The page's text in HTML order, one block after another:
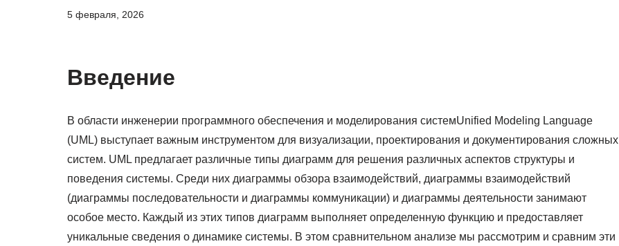
5 февраля, 2026
Введение
В области инженерии программного обеспечения и моделирования системUnified Modeling Language
(UML) выступает важным инструментом для визуализации, проектирования и документирования сложных
систем. UML предлагает различные типы диаграмм для решения различных аспектов структуры и
поведения системы. Среди них диаграммы обзора взаимодействий, диаграммы взаимодействий
(диаграммы последовательности и диаграммы коммуникации) и диаграммы деятельности занимают
особое место. Каждый из этих типов диаграмм выполняет определенную функцию и предоставляет
уникальные сведения о динамике системы. В этом сравнительном анализе мы рассмотрим и сравним эти